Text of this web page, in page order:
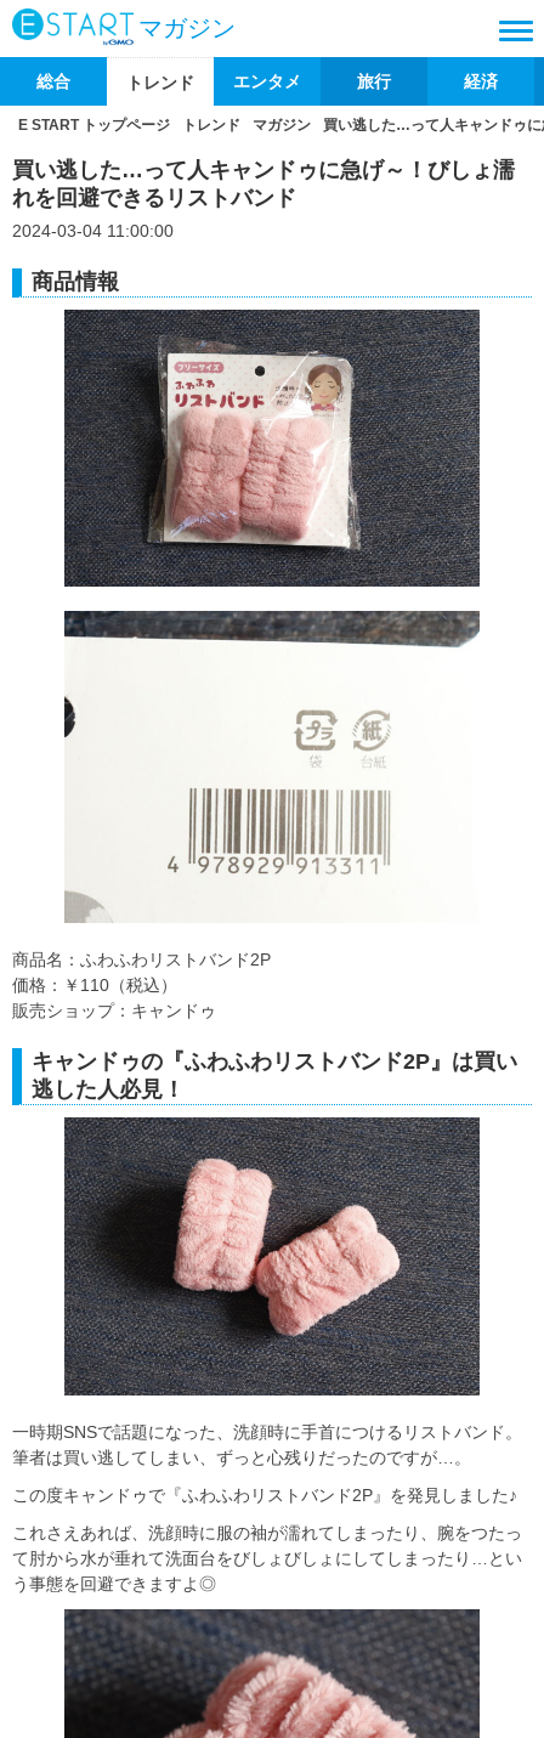
マガジン
総合 トレンド エンタメ 旅行 経済
E START トップページ トレンド マガジン 買い逃した…って人キャンドゥ
買い逃した…って人キャンドゥに急げ～！びしょ濡
れを回避できるリストバンド
2024-03-04 11:00:00
商品情報
商品名：ふわふわリストバンド2P
価格：￥110（税込）
販売ショップ：キャンドゥ
キャンドゥの『ふわふわリストバンド2P』は買い
逃した人必見！
一時期SNSで話題になった、洗顔時に手首につけるリストバンド。
筆者は買い逃してしまい、ずっと心残りだったのですが…。
この度キャンドゥで『ふわふわリストバンド2P』を発見しました♪
これさえあれば、洗顔時に服の袖が濡れてしまったり、腕をつたっ
て肘から水が垂れて洗面台をびしょびしょにしてしまったり…とい
う事態を回避できますよ◎